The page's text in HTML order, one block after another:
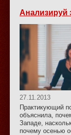
Анализируй
27.11.2013
Практикующий
объяснила,
Западе,
почему осенью